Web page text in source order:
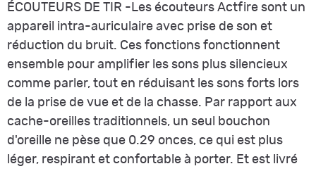
ÉCOUTEURS DE TIR -Les écouteurs Actfire sont un
appareil intra-auriculaire avec prise de son et
réduction du bruit. Ces fonctions fonctionnent
ensemble pour amplifier les sons plus silencieux
comme parler, tout en réduisant les sons forts lors
de la prise de vue et de la chasse. Par rapport aux
cache-oreilles traditionnels, un seul bouchon
d'oreille ne pèse que 0.29 onces, ce qui est plus
léger, respirant et confortable à porter. Et est livré